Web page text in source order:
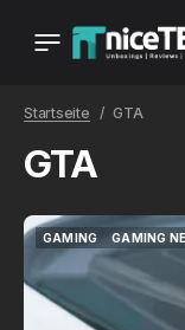
Startseite GTA
GTA
GAMING
GAMING
GAMING
GAMING